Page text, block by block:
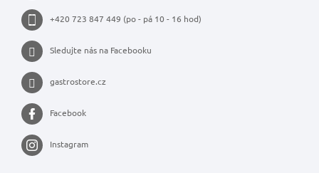
+420 723 847 449 (po - pá 10 - 16 hod)
Sledujte nás na Facebooku
gastrostore.cz
Facebook
Instagram